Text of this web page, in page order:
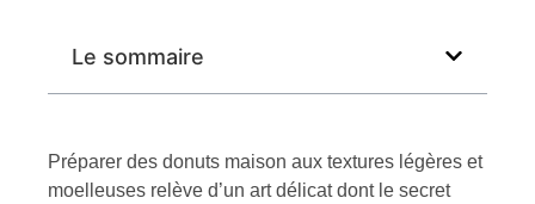
Le sommaire
Préparer des donuts maison aux textures légères et
moelleuses relève d’un art délicat dont le secret